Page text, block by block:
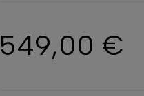
549,00 €